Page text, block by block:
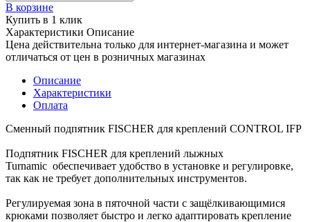
В корзине
Купить в 1 клик
Характеристики Описание
Цена действительна только для интернет-магазина и может
отличаться от цен в розничных магазинах
Описание
Характеристики
Оплата
Сменный подпятник FISCHER для креплений CONTROL IFP
Подпятник FISCHER для креплений лыжных
Turnamic обеспечивает удобство в установке и регулировке,
так как не требует дополнительных инструментов.
Регулируемая зона в пяточной части с защёлкивающимися
крюками позволяет быстро и легко адаптировать крепление